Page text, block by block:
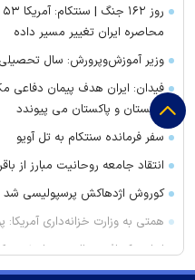
محاصره ایران تغییر مسیر داده
وزیر آموزش‌وپرورش: سال
فیدان: ایران هدف پیمان دفاعی
عربستان و پاکستان می پیوندد
سفر فرمانده سنتکام به تل آویو
انتقاد جامعه روحانیت مبارز از
کوروش اژدهاکش پرسپولیسی شد
همتی به وزارت خزانه‌داری
لبنان یک افسر عالی رتبه ارتش